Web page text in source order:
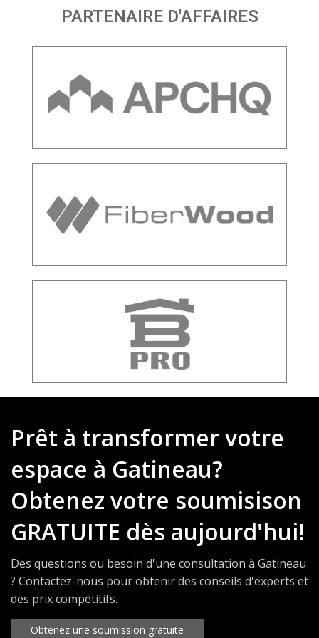
PARTENAIRE D'AFFAIRES
Prêt à transformer votre
espace à Gatineau?
Obtenez votre soumisison
GRATUITE dès aujourd'hui!
Des questions ou besoin d'une consultation à Gatineau
? Contactez-nous pour obtenir des conseils d'experts et
des prix compétitifs.
Obtenez une soumission gratuite